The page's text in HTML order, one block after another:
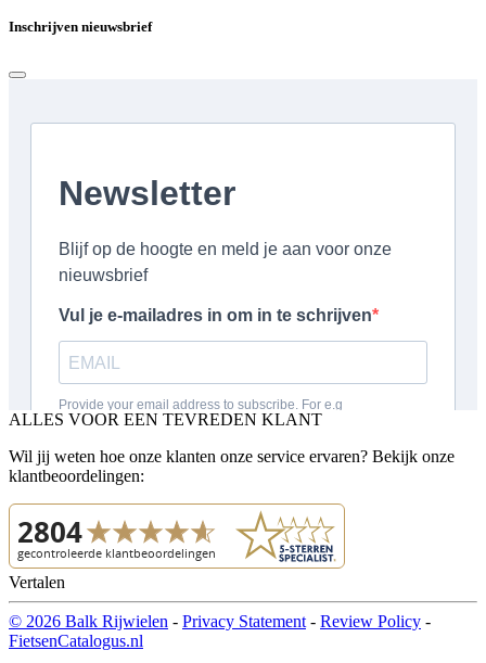
Inschrijven nieuwsbrief
ALLES VOOR EEN TEVREDEN KLANT
Wil jij weten hoe onze klanten onze service ervaren? Bekijk onze
klantbeoordelingen:
Vertalen
© 2026 Balk Rijwielen - Privacy Statement - Review Policy -
FietsenCatalogus.nl